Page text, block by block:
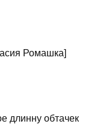
Ромашка]
длинну обтачек